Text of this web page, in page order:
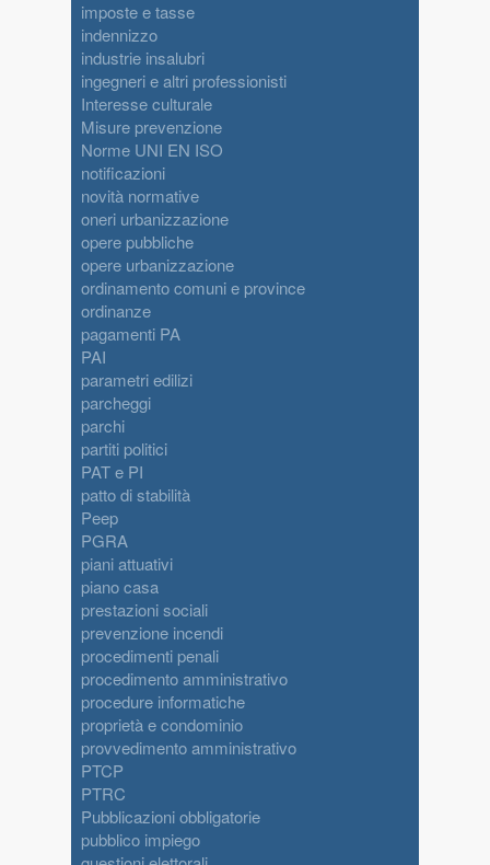
imposte e tasse
indennizzo
industrie insalubri
ingegneri e altri professionisti
Interesse culturale
Misure prevenzione
Norme UNI EN ISO
notificazioni
novità normative
oneri urbanizzazione
opere pubbliche
opere urbanizzazione
ordinamento comuni e province
ordinanze
pagamenti PA
PAI
parametri edilizi
parcheggi
parchi
partiti politici
PAT e PI
patto di stabilità
Peep
PGRA
piani attuativi
piano casa
prestazioni sociali
prevenzione incendi
procedimenti penali
procedimento amministrativo
procedure informatiche
proprietà e condominio
provvedimento amministrativo
PTCP
PTRC
Pubblicazioni obbligatorie
pubblico impiego